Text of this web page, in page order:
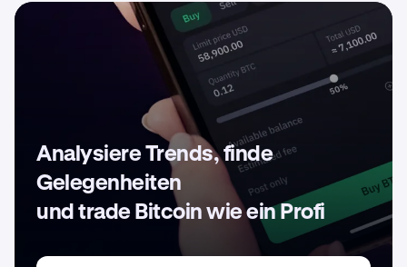
Analysiere Trends, finde
Gelegenheiten
und trade Bitcoin wie ein Profi